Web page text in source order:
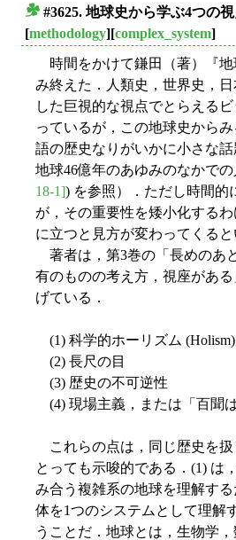
#3625. 地球史から学ぶ4つの
[methodology][complex_system]
時間をかけて鎌田（著）『地
み終えた．人類史，世界史，
した巨視的な視点でとらえる
っているが，この地球史から
語の歴史なりがいかに小さな
地球46億年のあゆみのなかで
18-1]) を参照）．ただし時間的
が，その重要性を矮小化する
に立つと見方が変わってくると
著者は，第3巻の「長めのあ
有のものの考え方，視座がある
げている．
(1) 科学的ホーリズム (Holism)
(2) 長尺の目
(3) 歴史の不可逆性
(4) 現場主義，または「百聞
これらの点は，同じ歴史を扱
とっても示唆的である．(1) は
み合う複雑系の地球を理解す
体を1つのシステムとして理解
うことだ．地球とは，生物学